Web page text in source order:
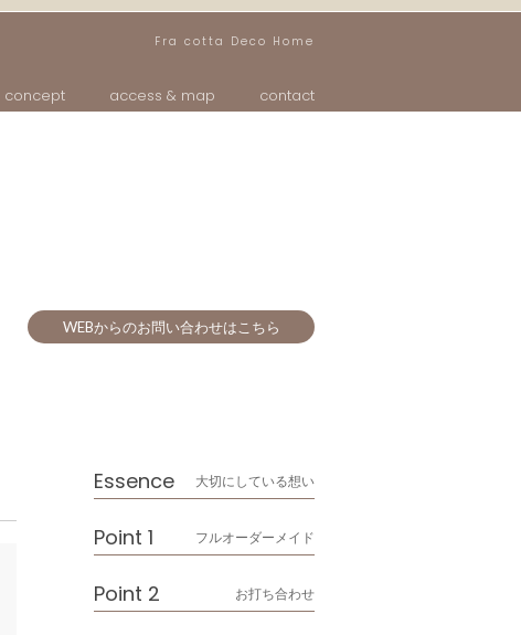
Fra cotta Deco Home
contact
access & map
concept
WEBからのお問い合わせはこちら
Essence 大切にしている想い
Point 1 フルオーダーメイド
Point 2 お打ち合わせ